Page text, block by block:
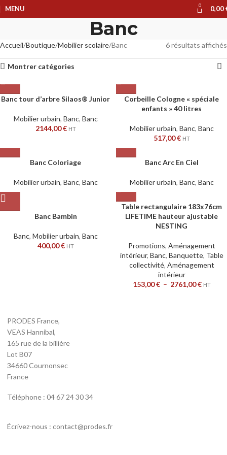
MENU 0 0,00
Banc
Accueil Boutique Mobilier scolaire Banc 6 résultats affichés
Montrer catégories
Banc tour d’arbre Silaos® Junior
Mobilier urbain, Banc, Banc
2144,00€ HT
Corbeille Cologne « spéciale
enfants » 40 litres
Mobilier urbain, Banc, Banc
517,00€ HT
Banc Coloriage
Mobilier urbain, Banc, Banc
Banc Arc En Ciel
Mobilier urbain, Banc, Banc
Banc Bambin
Banc, Mobilier urbain, Banc
400,00€ HT
Table rectangulaire 183x76cm
LIFETIME hauteur ajustable
NESTING
Promotions, Aménagement
intérieur, Banc, Banquette, Table
collectivité, Aménagement
intérieur
153,00€ – 2761,00€ HT
PRODES France,
VEAS Hannibal,
165 rue de la billière
Lot B07
34660 Cournonsec
France
Téléphone : 04 67 24 30 34
Écrivez-nous : contact@prodes.fr